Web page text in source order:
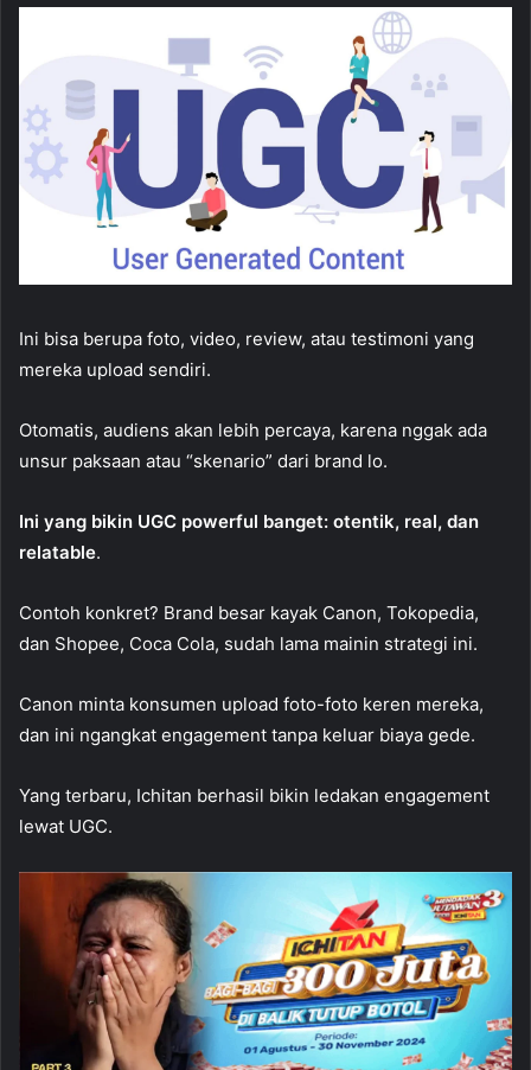
Ini bisa berupa foto, video, review, atau testimoni yang
mereka upload sendiri.
Otomatis, audiens akan lebih percaya, karena nggak ada
unsur paksaan atau “skenario” dari brand lo.
Ini yang bikin UGC powerful banget: otentik, real, dan
relatable.
Contoh konkret? Brand besar kayak Canon, Tokopedia,
dan Shopee, Coca Cola, sudah lama mainin strategi ini.
Canon minta konsumen upload foto-foto keren mereka,
dan ini ngangkat engagement tanpa keluar biaya gede.
Yang terbaru, Ichitan berhasil bikin ledakan engagement
lewat UGC.